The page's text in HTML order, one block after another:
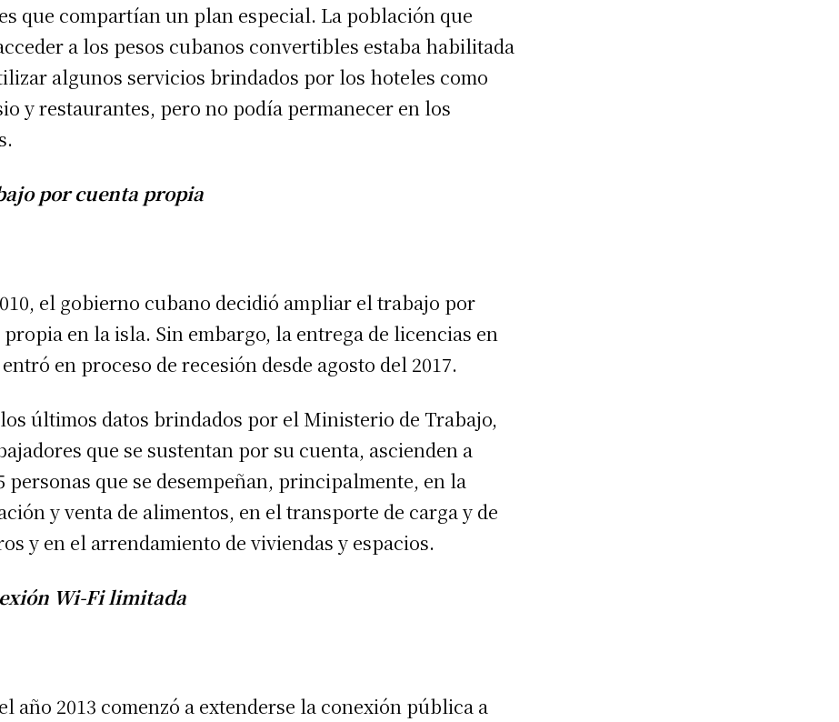
que compartían un plan especial. La población que
a los pesos cubanos convertibles estaba habilitada
algunos servicios brindados por los hoteles como
y restaurantes, pero no podía permanecer en los
por cuenta propia
el gobierno cubano decidió ampliar el trabajo por
en la isla. Sin embargo, la entrega de licencias en
en proceso de recesión desde agosto del 2017.
últimos datos brindados por el Ministerio de Trabajo,
que se sustentan por su cuenta, ascienden a
personas que se desempeñan, principalmente, en la
y venta de alimentos, en el transporte de carga y de
y en el arrendamiento de viviendas y espacios.
Wi-Fi limitada
año 2013 comenzó a extenderse la conexión pública a